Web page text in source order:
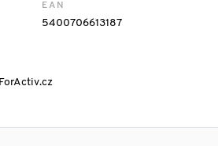
EAN
5400706613187